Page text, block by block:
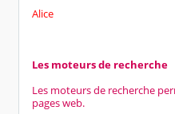
Alice
Les moteurs de recherche
Les moteurs de recherche
pages web.